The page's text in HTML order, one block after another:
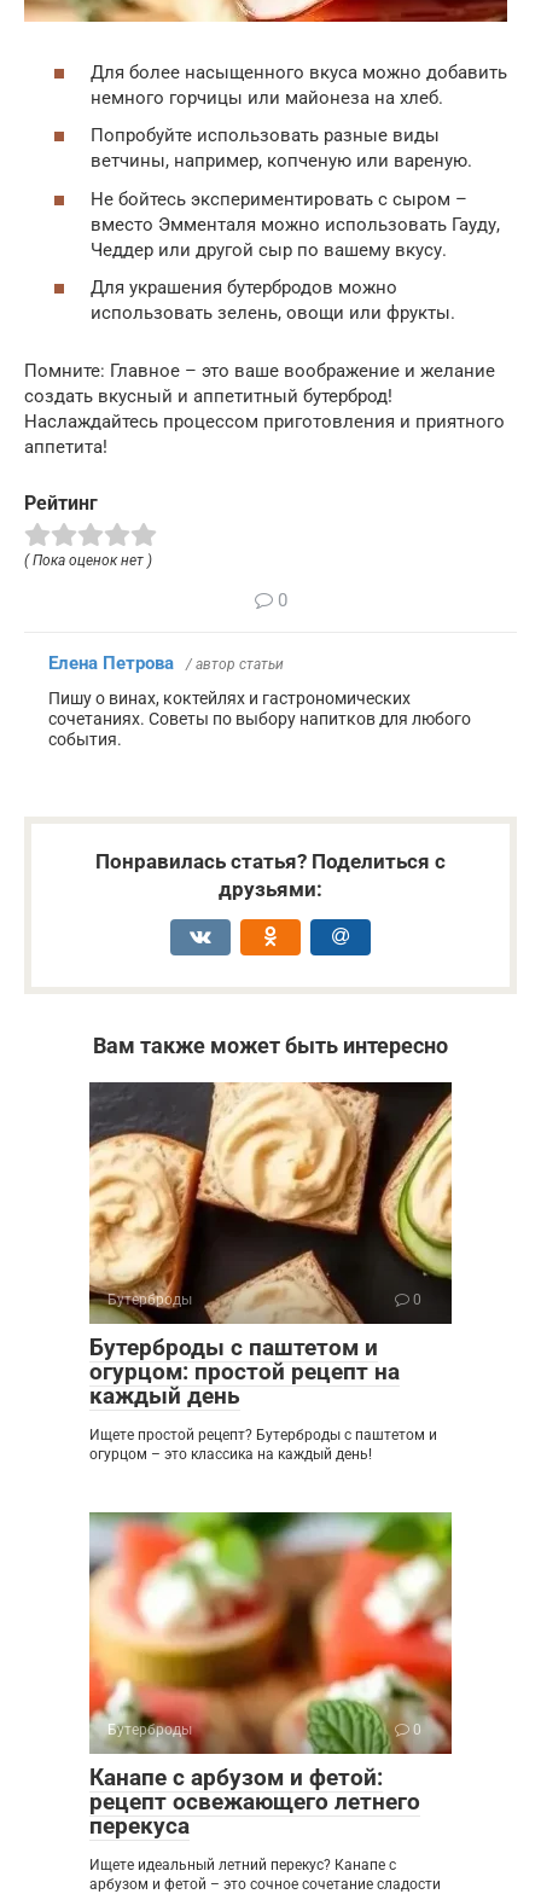
Для более насыщенного вкуса можно добавить
немного горчицы или майонеза на хлеб.
Попробуйте использовать разные виды
ветчины, например, копченую или вареную.
Не бойтесь экспериментировать с сыром –
вместо Эмменталя можно использовать Гауду,
Чеддер или другой сыр по вашему вкусу.
Для украшения бутербродов можно
использовать зелень, овощи или фрукты.
Помните: Главное – это ваше воображение и желание
создать вкусный и аппетитный бутерброд!
Наслаждайтесь процессом приготовления и приятного
аппетита!
Рейтинг
( Пока оценок нет )
0
Елена Петрова / автор статьи
Пишу о винах, коктейлях и гастрономических
сочетаниях. Советы по выбору напитков для любого
события.
Понравилась статья? Поделиться с
друзьями:
Вам также может быть интересно
Бутерброды 0
Бутерброды с паштетом и
огурцом: простой рецепт на
каждый день
Ищете простой рецепт? Бутерброды с паштетом и
огурцом – это классика на каждый день!
Бутерброды 0
Канапе с арбузом и фетой:
рецепт освежающего летнего
перекуса
Ищете идеальный летний перекус? Канапе с
арбузом и фетой – это сочное сочетание сладости